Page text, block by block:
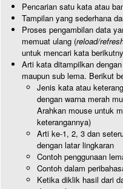
Pencarian satu kata atau
Tampilan yang sederhana
Proses pengambilan data
memuat ulang (reload/
untuk mencari kata
Arti kata ditampilkan
maupun sub lema. Berikut
Jenis kata atau
dengan warna merah
Arahkan mouse untuk
keterangannya)
Arti ke-1, 2, 3 dan
dengan latar lingkaran
Contoh penggunaan
Contoh dalam
Ketika diklik hasil dari